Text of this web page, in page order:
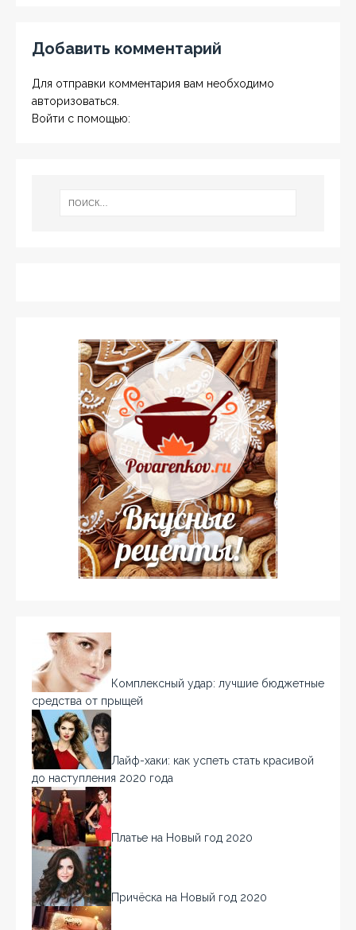
Добавить комментарий
Для отправки комментария вам необходимо
авторизоваться
Войти с помощью:
Комплексный удар: лучшие бюджетные
средства от прыщей
Лайф-хаки: как успеть стать красивой
до наступления 2020 года
Платье на Новый год 2020
Причёска на Новый год 2020